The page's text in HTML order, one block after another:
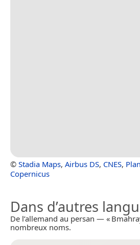
© Stadia Maps, Airbus DS, CNES,
Copernicus
Dans d’autres
De l’allemand au persan — «
nombreux noms.